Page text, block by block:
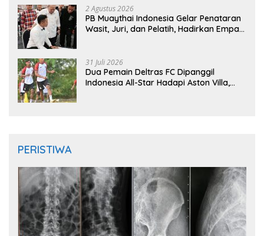
2 Agustus 2026
PB Muaythai Indonesia Gelar Penataran
Wasit, Juri, dan Pelatih, Hadirkan Empat
31 Juli 2026
Dua Pemain Deltras FC Dipanggil
Indonesia All-Star Hadapi Aston Villa,
PERISTIWA